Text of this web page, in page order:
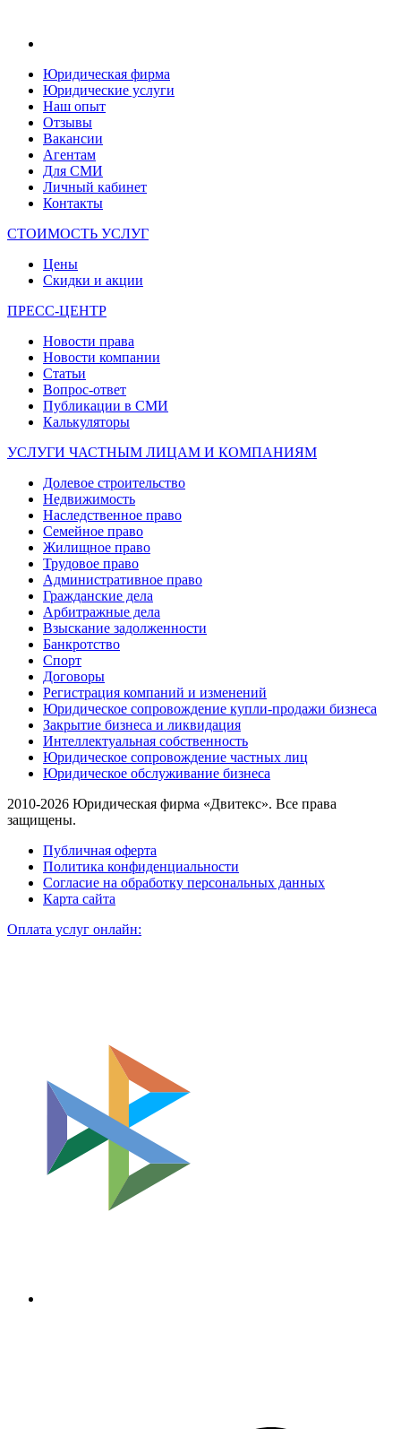
Юридическая фирма
Юридические услуги
Наш опыт
Отзывы
Вакансии
Агентам
Для СМИ
Личный кабинет
Контакты
СТОИМОСТЬ УСЛУГ
Цены
Скидки и акции
ПРЕСС-ЦЕНТР
Новости права
Новости компании
Статьи
Вопрос-ответ
Публикации в СМИ
Калькуляторы
УСЛУГИ ЧАСТНЫМ ЛИЦАМ И КОМПАНИЯМ
Долевое строительство
Недвижимость
Наследственное право
Семейное право
Жилищное право
Трудовое право
Административное право
Гражданские дела
Арбитражные дела
Взыскание задолженности
Банкротство
Спорт
Договоры
Регистрация компаний и изменений
Юридическое сопровождение купли-продажи бизнеса
Закрытие бизнеса и ликвидация
Интеллектуальная собственность
Юридическое сопровождение частных лиц
Юридическое обслуживание бизнеса
2010-2026 Юридическая фирма «Двитекс». Все права
защищены.
Публичная оферта
Политика конфиденциальности
Согласие на обработку персональных данных
Карта сайта
Оплата услуг онлайн: